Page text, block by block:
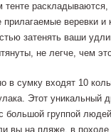
тенте
прилагаемые веревки
затенять ваши
не легче, чем
в сумку входят 10
Этот уникальный
большой группой
вы на пляже, в